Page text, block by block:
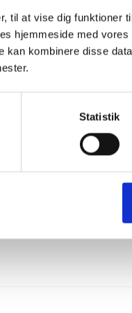
til at vise dig funktioner
hjemmeside med
kombinere disse
Statistik
(2026):
aktiviteter i
finder du et
første nationalpark
blev etableret
uberørt skov og